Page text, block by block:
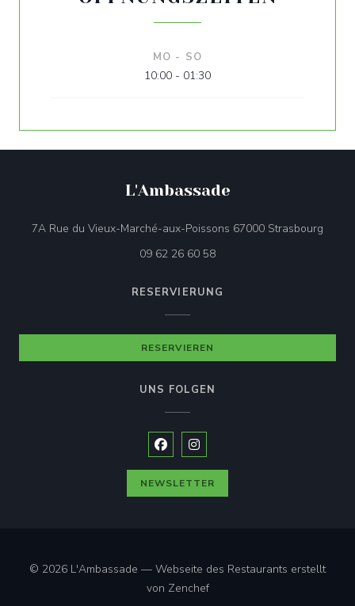
MO - SO
10:00 - 01:30
L'Ambassade
7A Rue du Vieux-Marché-aux-Poissons 67000 Strasbourg
09 62 26 60 58
RESERVIERUNG
RESERVIEREN
UNS FOLGEN
Facebook ((öffnet ein neues
Instagram ((öffnet ein neues
NEWSLETTER
© 2026 L'Ambassade — Webseite des Restaurants erstellt
von Zenchef((öffnet ein neues Fenster))